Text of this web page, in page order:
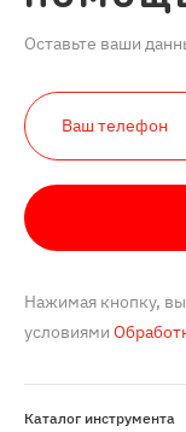
Оставьте ваши
Нажимая кнопку,
условиями
Каталог инструмента